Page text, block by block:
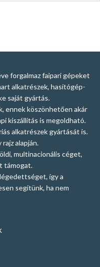
forgalmaz faipari gépeket
alkatrészek, hasítógép-
saját gyártás.
ennek köszönhetően akár
kiszállítás is megoldható.
alkatrészek gyártását is.
alapján.
multinacionális céget,
támogat.
így a
segítünk, ha nem